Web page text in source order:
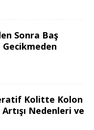
Sonra Baş
Gecikmeden
Kolitte Kolon
Nedenleri ve